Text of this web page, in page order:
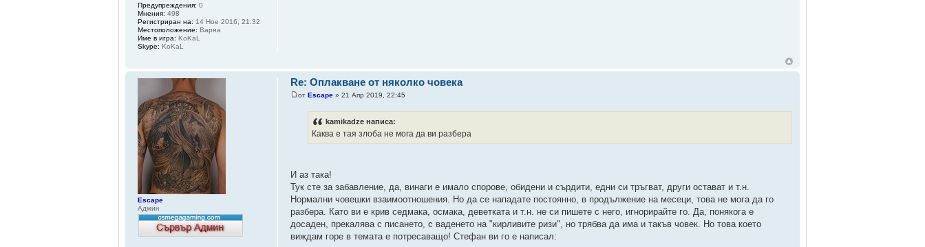
Предупреждения: 0
Мнения: 498
Регистриран на: 14 Ное 2016, 21:32
Местоположение: Варна
Име в игра: KoKaL
Skype: KoKaL
Re: Оплакване от няколко човека
отEscape » 21 Апр 2019, 22:45
kamikadze написа:
Каква е тая злоба не мога да ви разбера
И аз така!
Тук сте за забавление, да, винаги е имало спорове, обидени и сърдити, едни си тръгват, други остават и т.н.
Нормални човешки взаимоотношения. Но да се нападате постоянно, в продължение на месеци, това не мога да го
разбера. Като ви е крив седмака, осмака, деветката и т.н. не си пишете с него, игнорирайте го. Да, понякога е
досаден, прекалява с писането, с ваденето на "кирливите ризи", но трябва да има и такъв човек. Но това което
виждам горе в темата е потресаващо! Стефан ви го е написал:
Escape
Админ